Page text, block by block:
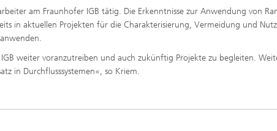
am Fraunhofer IGB tätig. Die Erkenntnisse zur Anwendung von
in aktuellen Projekten für die Charakterisierung, Vermeidung und
weiter voranzutreiben und auch zukünftig Projekte zu begleiten.
in Durchflusssystemen«, so Kriem.